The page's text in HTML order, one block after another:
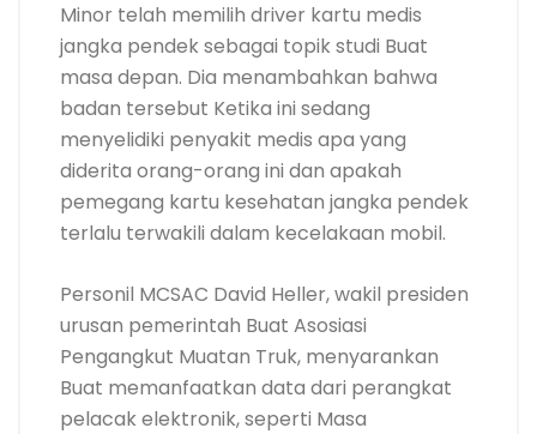
Minor telah memilih driver kartu medis
jangka pendek sebagai topik studi Buat
masa depan. Dia menambahkan bahwa
badan tersebut Ketika ini sedang
menyelidiki penyakit medis apa yang
diderita orang-orang ini dan apakah
pemegang kartu kesehatan jangka pendek
terlalu terwakili dalam kecelakaan mobil.
Personil MCSAC David Heller, wakil presiden
urusan pemerintah Buat Asosiasi
Pengangkut Muatan Truk, menyarankan
Buat memanfaatkan data dari perangkat
pelacak elektronik, seperti Masa